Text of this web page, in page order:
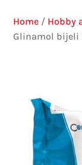
Home / Hobby
Glinamol bijeli